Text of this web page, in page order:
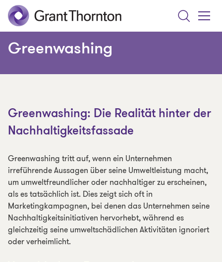
Search
Menu
Greenwashing
Greenwashing: Die Realität hinter der
Nachhaltigkeitsfassade
Greenwashing tritt auf, wenn ein Unternehmen
irreführende Aussagen über seine Umweltleistung macht,
um umweltfreundlicher oder nachhaltiger zu erscheinen,
als es tatsächlich ist. Dies zeigt sich oft in
Marketingkampagnen, bei denen das Unternehmen seine
Nachhaltigkeitsinitiativen hervorhebt, während es
gleichzeitig seine umweltschädlichen Aktivitäten ignoriert
oder verheimlicht.